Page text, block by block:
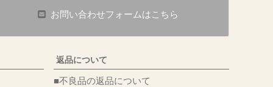
お問い合わせフォームはこちら
返品について
■不良品の返品について